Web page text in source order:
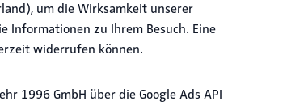
um die Wirksamkeit unserer
Informationen zu Ihrem Besuch. Eine
widerrufen können.
1996 GmbH über die Google Ads API